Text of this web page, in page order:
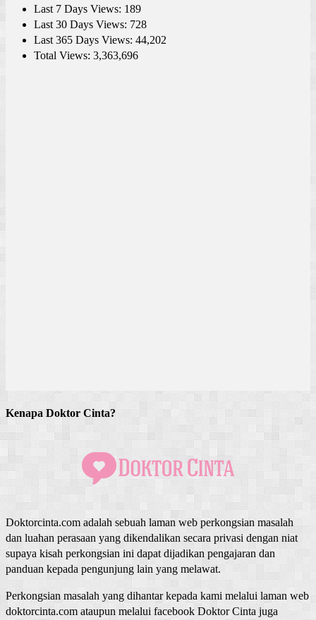
Last 7 Days Views: 189
Last 30 Days Views: 728
Last 365 Days Views: 44,202
Total Views: 3,363,696
Kenapa Doktor Cinta?
Doktorcinta.com adalah sebuah laman web perkongsian masalah
dan luahan perasaan yang dikendalikan secara privasi dengan niat
supaya kisah perkongsian ini dapat dijadikan pengajaran dan
panduan kepada pengunjung lain yang melawat.
Perkongsian masalah yang dihantar kepada kami melalui laman web
doktorcinta.com ataupun melalui facebook Doktor Cinta juga